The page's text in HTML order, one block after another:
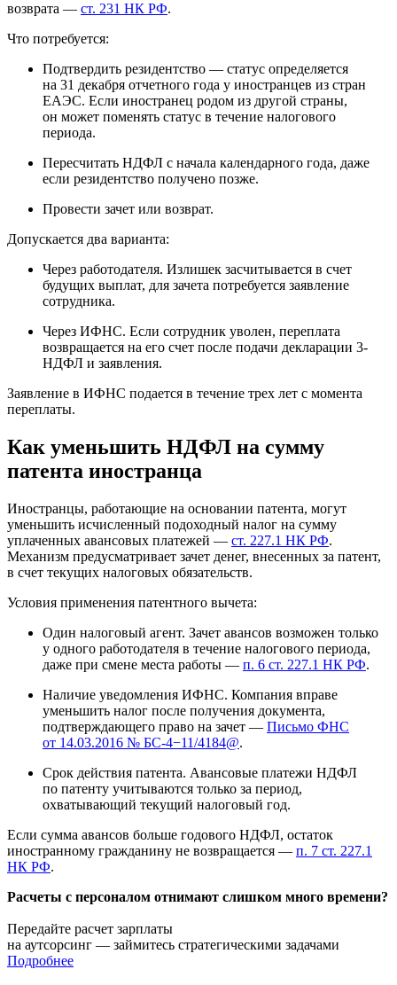
возврата — ст. 231 НК РФ.
Что потребуется:
Подтвердить резидентство — статус определяется
на 31 декабря отчетного года у иностранцев из стран
ЕАЭС. Если иностранец родом из другой страны,
он может поменять статус в течение налогового
периода.
Пересчитать НДФЛ с начала календарного года, даже
если резидентство получено позже.
Провести зачет или возврат.
Допускается два варианта:
Через работодателя. Излишек засчитывается в счет
будущих выплат, для зачета потребуется заявление
сотрудника.
Через ИФНС. Если сотрудник уволен, переплата
возвращается на его счет после подачи декларации 3-
НДФЛ и заявления.
Заявление в ИФНС подается в течение трех лет с момента
переплаты.
Как уменьшить НДФЛ на сумму
патента иностранца
Иностранцы, работающие на основании патента, могут
уменьшить исчисленный подоходный налог на сумму
уплаченных авансовых платежей — ст. 227.1 НК РФ.
Механизм предусматривает зачет денег, внесенных за патент,
в счет текущих налоговых обязательств.
Условия применения патентного вычета:
Один налоговый агент. Зачет авансов возможен только
у одного работодателя в течение налогового периода,
даже при смене места работы — п. 6 ст. 227.1 НК РФ.
Наличие уведомления ИФНС. Компания вправе
уменьшить налог после получения документа,
подтверждающего право на зачет — Письмо ФНС
от 14.03.2016 № БС-4−11/4184@.
Срок действия патента. Авансовые платежи НДФЛ
по патенту учитываются только за период,
охватывающий текущий налоговый год.
Если сумма авансов больше годового НДФЛ, остаток
иностранному гражданину не возвращается — п. 7 ст. 227.1
НК РФ.
Расчеты с персоналом отнимают слишком много времени?
Передайте расчет зарплаты
на аутсорсинг — займитесь стратегическими задачами
Подробнее